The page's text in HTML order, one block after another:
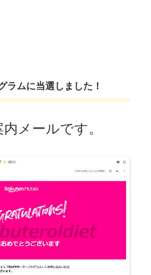
ラムに当選しました！
メールです。